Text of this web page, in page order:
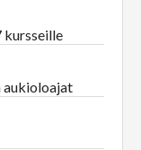
kursseille
aukioloajat